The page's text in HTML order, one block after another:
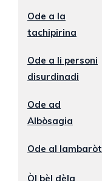
Ode a la
tachipirina
Ode a li personi
disurdinadi
Ode ad
Albòsagia
Ode al lambaròt
Òl bèl dèla